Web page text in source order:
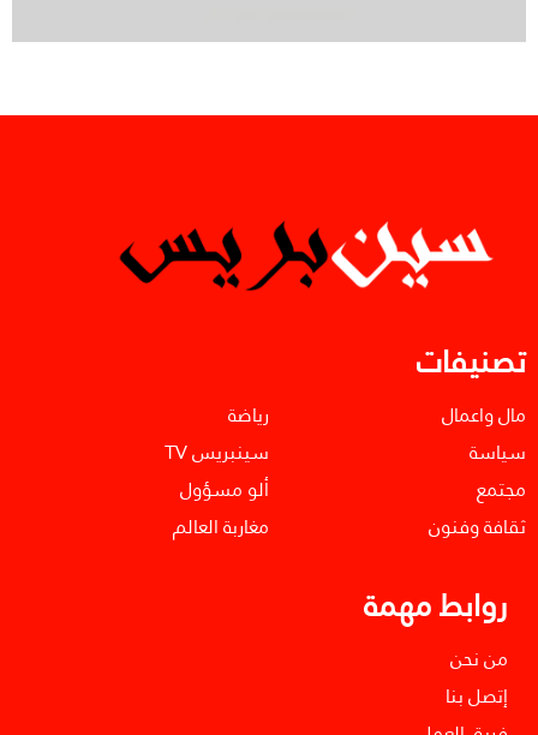
تصنيفات
مال واعمال
سياسة
مجتمع
ثقافة وفنون
رياضة
سينبريس TV
ألو مسؤول
مغاربة العالم
روابط مهمة
من نحن
إتصل بنا